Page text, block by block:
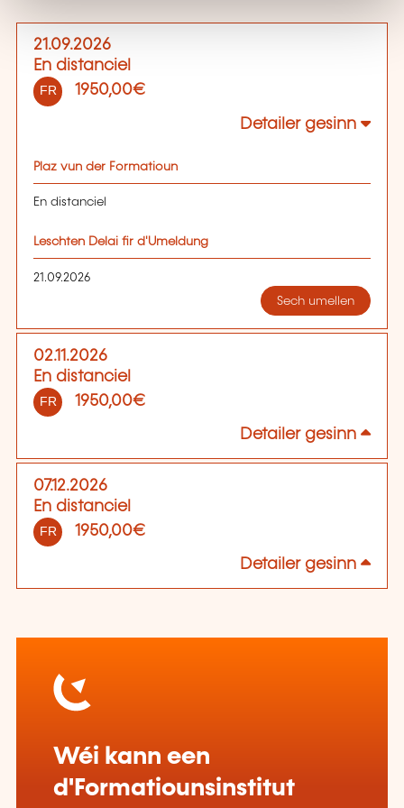
21.09.2026
En distanciel
FR 1950,00€
Detailer gesinn
Plaz vun der Formatioun
En distanciel
Leschten Delai fir d'Umeldung
21.09.2026
Sech umellen
02.11.2026
En distanciel
FR 1950,00€
Detailer gesinn
07.12.2026
En distanciel
FR 1950,00€
Detailer gesinn
Wéi kann een
d'Formatiounsinstitut